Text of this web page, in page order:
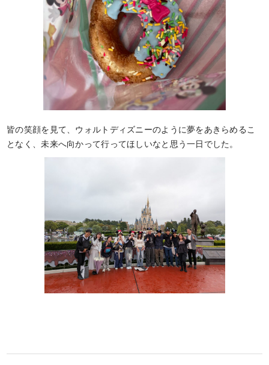
皆の笑顔を見て、ウォルトディズニーのように夢をあきらめるこ
となく、未来へ向かって行ってほしいなと思う一日でした。